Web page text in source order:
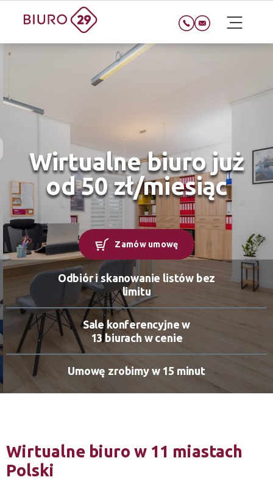
Wirtualne biuro już
od 50 zł/miesiąc
Odbiór i skanowanie listów bez
limitu
Sale konferencyjne w
13 biurach w cenie
Umowę zrobimy w 15 minut
Zamów umowę
Wirtualne biuro w 11 miastach
Polski